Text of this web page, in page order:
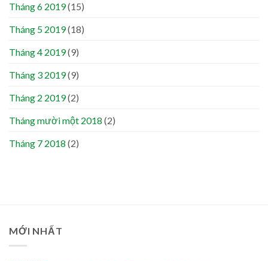
Tháng 6 2019(15)
Tháng 5 2019(18)
Tháng 4 2019(9)
Tháng 3 2019(9)
Tháng 2 2019(2)
Tháng mười một 2018 (2)
Tháng 7 2018 (2)
MỚI NHẤT